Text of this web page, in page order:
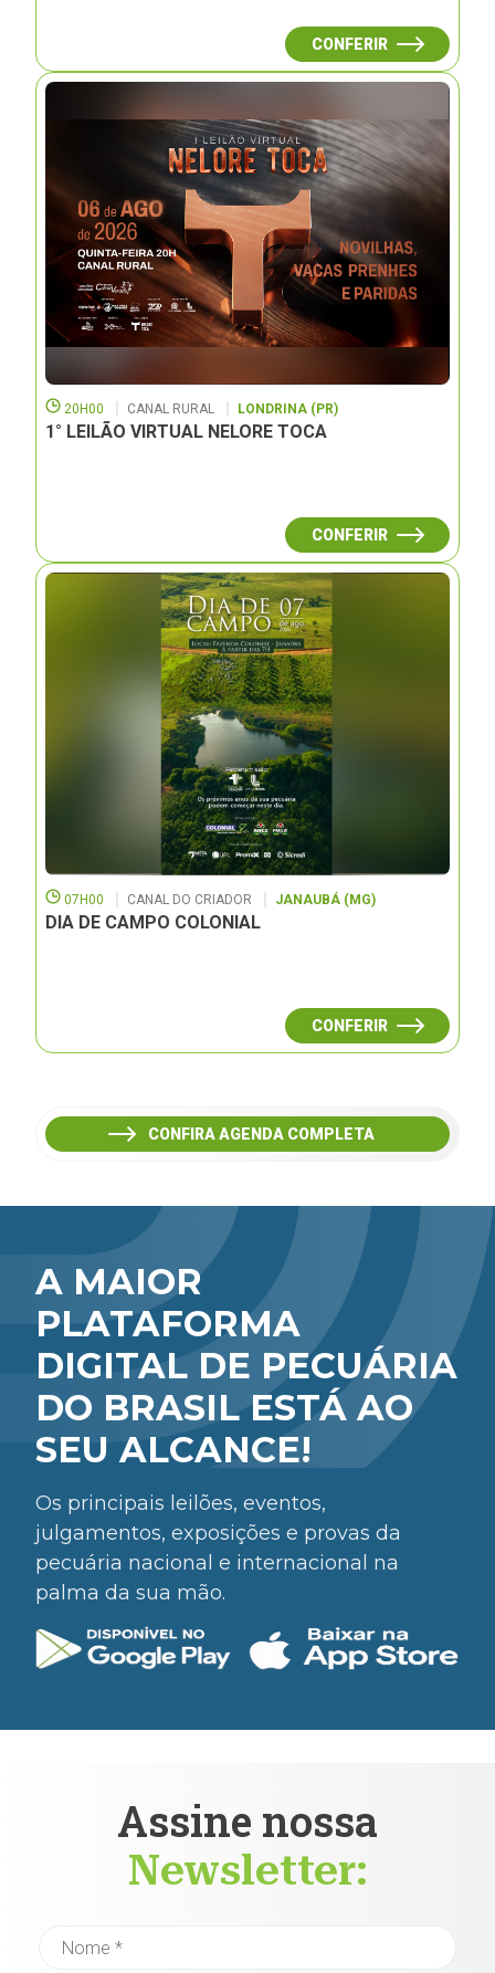
CONFERIR
20H00 CANAL RURAL LONDRINA (PR)
1° LEILÃO VIRTUAL NELORE TOCA
CONFERIR
07H00 CANAL DO CRIADOR JANAUBÁ (MG)
DIA DE CAMPO COLONIAL
CONFERIR
CONFIRA AGENDA COMPLETA
A MAIOR
PLATAFORMA
DIGITAL DE PECUÁRIA
DO BRASIL ESTÁ AO
SEU ALCANCE!
Os principais leilões, eventos,
julgamentos, exposições e provas da
pecuária nacional e internacional na
palma da sua mão.
Assine nossa
Newsletter: